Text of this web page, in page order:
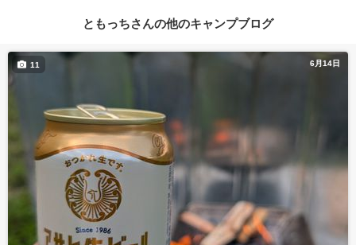
ともっちさんの他のキャンプブログ
6月14日
11